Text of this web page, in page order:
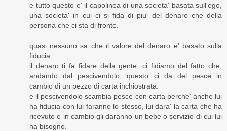
e tutto questo e' il capolinea di una societa' basata sull'ego,
una societa' in cui ci si fida di piu' del denaro che della
persona che ci sta di fronte.
quasi nessuno sa che il valore del denaro e' basato sulla
fiducia.
il denaro ti fa fidare della gente, ci fidiamo del fatto che,
andando dal pescivendolo, questo ci da del pesce in
cambio di un pezzo di carta inchiostrata.
e il pescivendolo scambia pesce con carta perche' anche lui
ha fiducia con lui faranno lo stesso, lui dara' la carta che ha
ricevuto e in cambio gli daranno un bebe o servizio di cui lui
ha bisogno.